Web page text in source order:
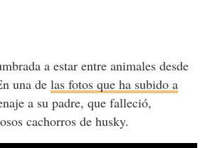
a estar entre animales desde
una de las fotos que ha subido a
a su padre, que falleció,
cachorros de husky.